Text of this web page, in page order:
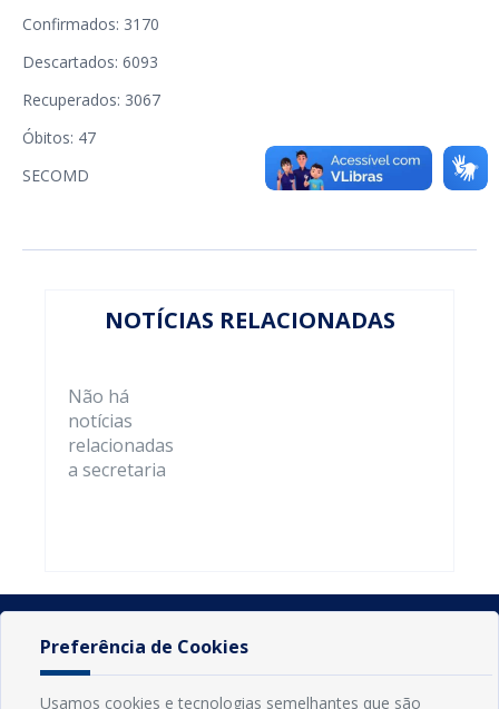
Confirmados: 3170
Descartados: 6093
Recuperados: 3067
Óbitos: 47
SECOMD
NOTÍCIAS RELACIONADAS
Não há
notícias
relacionadas
a secretaria
Preferência de Cookies
Usamos cookies e tecnologias semelhantes que são